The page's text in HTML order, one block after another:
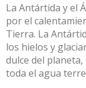
La Antártida y el
por el
Tierra. La
los hielos y
dulce del planeta
toda el agua